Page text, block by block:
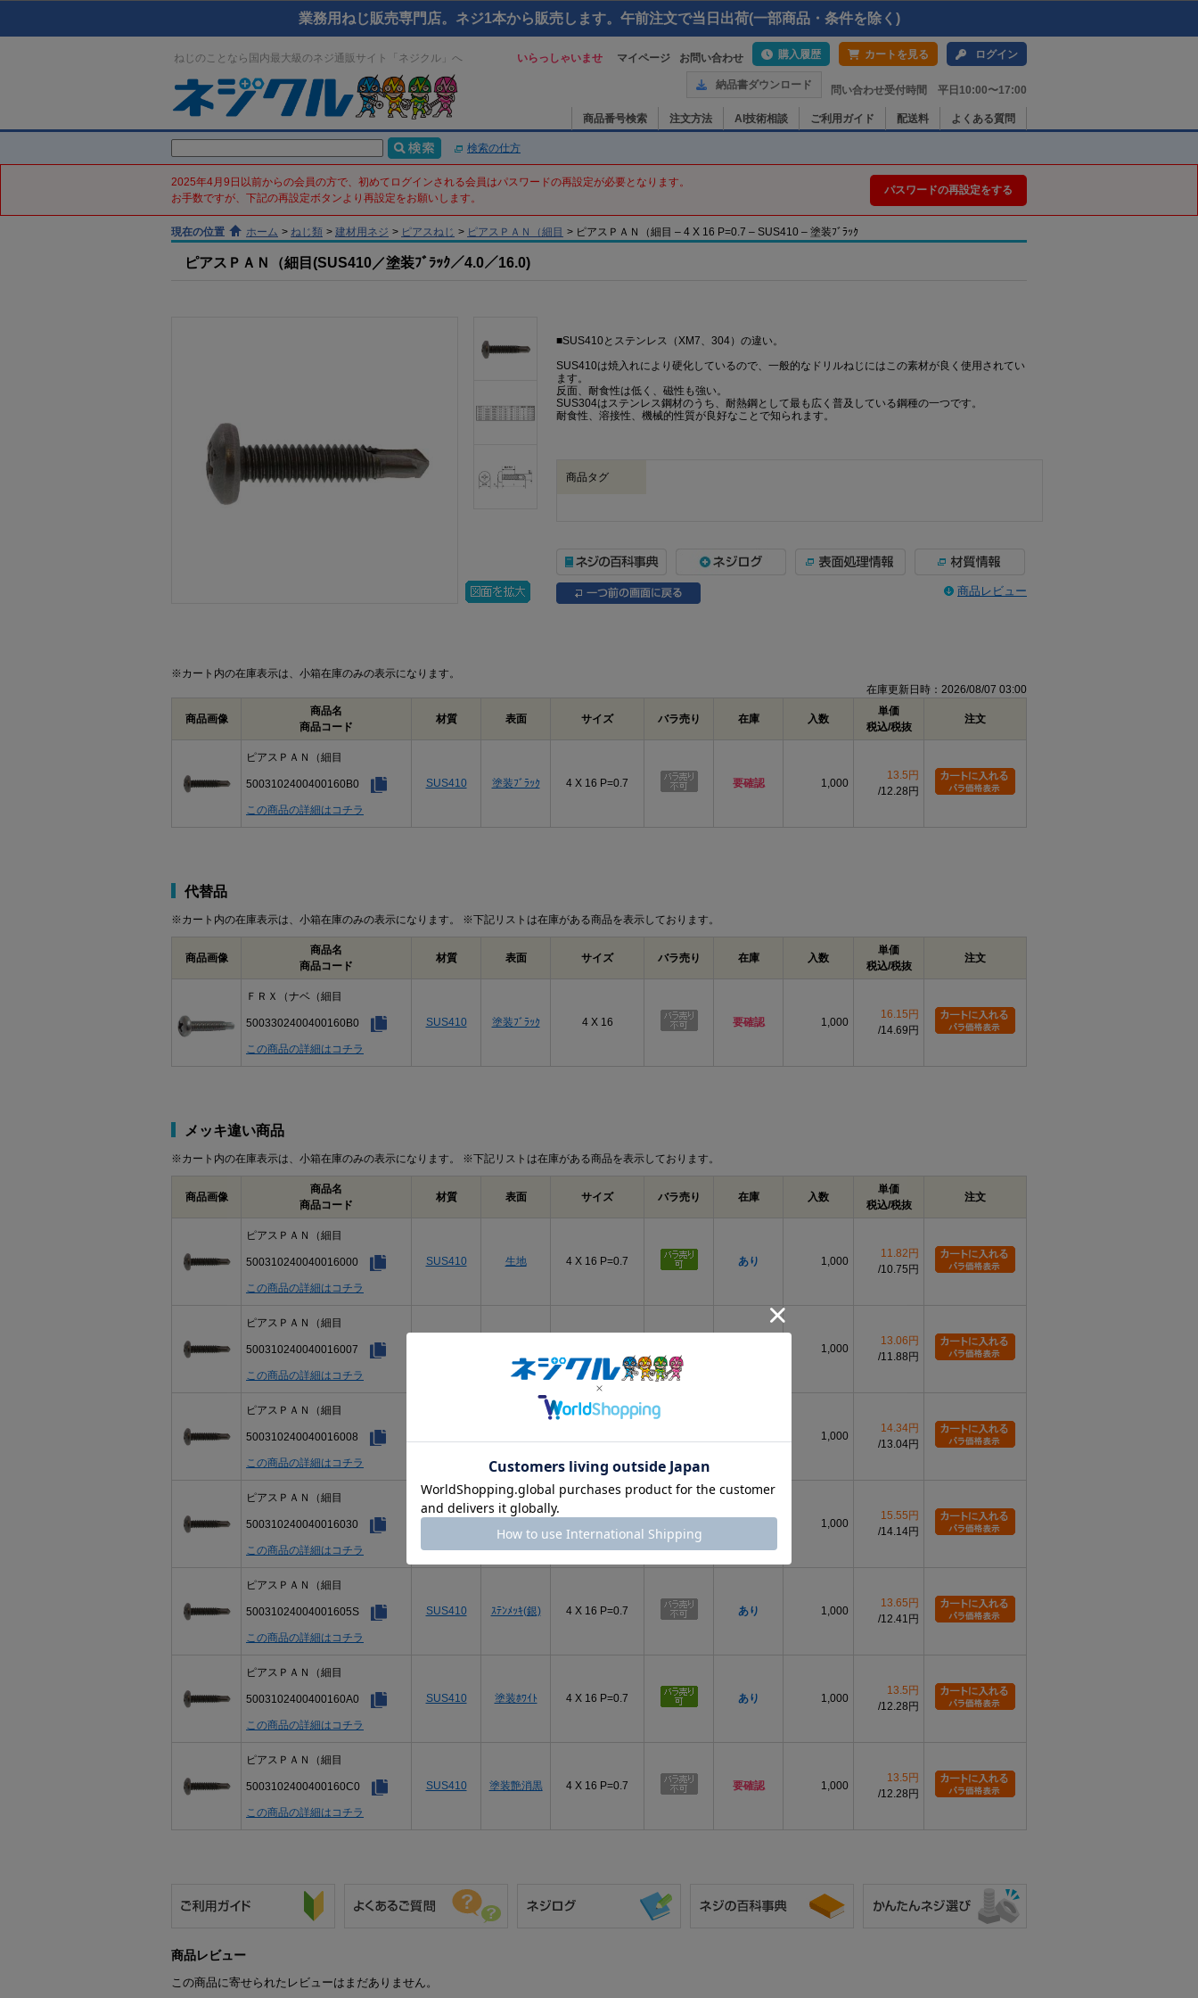
業務用ねじ販売専門店。ネジ1本から販売します。午前注文で当日出荷(一部商品・条件を除く)
ねじのことなら国内最大級のネジ通販サイト「ネジクル」へ いらっしゃいませ マイページ お問い合わせ 購入履歴 カートを見る ログイン
納品書ダウンロード 問い合わせ受付時間 平日10:00〜17:00
商品番号検索 注文方法 AI技術相談 ご利用ガイド 配送料 よくある質問
検索の仕方
2025年4月9日以前からの会員の方で、初めてログインされる会員はパスワードの再設定が必要となります。
お手数ですが、下記の再設定ボタンより再設定をお願いします。
パスワードの再設定をする
現在の位置 ホーム > ねじ類 > 建材用ネジ > ピアスねじ > ピアスＰＡＮ（細目 > ピアスＰＡＮ（細目 – 4 X 16 P=0.7 – SUS410 – 塗装ﾌﾞﾗｯｸ
ピアスＰＡＮ（細目(SUS410／塗装ﾌﾞﾗｯｸ／4.0／16.0)
■SUS410とステンレス（XM7、304）の違い。
SUS410は焼入れにより硬化しているので、一般的なドリルねじにはこの素材が良く使用されてい
ます。
反面、耐食性は低く、磁性も強い。
SUS304はステンレス鋼材のうち、耐熱鋼として最も広く普及している鋼種の一つです。
耐食性、溶接性、機械的性質が良好なことで知られます。
商品タグ
商品レビュー
※カート内の在庫表示は、小箱在庫のみの表示になります。
在庫更新日時：2026/08/07 03:00
商品画像
商品名
商品コード
材質 表面 サイズ バラ売り 在庫 入数
単価
税込/税抜
注文
ピアスＰＡＮ（細目
5003102400400160B0
この商品の詳細はコチラ
SUS410 塗装ﾌﾞﾗｯｸ 4 X 16 P=0.7 要確認 1,000
13.5円
12.28円
代替品
※カート内の在庫表示は、小箱在庫のみの表示になります。 ※下記リストは在庫がある商品を表示しております。
商品画像
商品名
商品コード
材質 表面 サイズ バラ売り 在庫 入数
単価
税込/税抜
注文
ＦＲＸ（ナベ（細目
5003302400400160B0
この商品の詳細はコチラ
SUS410 塗装ﾌﾞﾗｯｸ 4 X 16 要確認 1,000
16.15円
14.69円
メッキ違い商品
※カート内の在庫表示は、小箱在庫のみの表示になります。 ※下記リストは在庫がある商品を表示しております。
商品画像
商品名
商品コード
材質 表面 サイズ バラ売り 在庫 入数
単価
税込/税抜
注文
ピアスＰＡＮ（細目
500310240040016000
この商品の詳細はコチラ
SUS410 生地 4 X 16 P=0.7 あり 1,000
11.82円
10.75円
ピアスＰＡＮ（細目
500310240040016007
この商品の詳細はコチラ
1,000
13.06円
11.88円
ピアスＰＡＮ（細目
500310240040016008
この商品の詳細はコチラ
1,000
14.34円
13.04円
ピアスＰＡＮ（細目
500310240040016030
この商品の詳細はコチラ
1,000
15.55円
14.14円
ピアスＰＡＮ（細目
50031024004001605S
この商品の詳細はコチラ
SUS410 ｽﾃﾝﾒｯｷ(銀) 4 X 16 P=0.7 あり 1,000
13.65円
12.41円
ピアスＰＡＮ（細目
5003102400400160A0
この商品の詳細はコチラ
SUS410 塗装ﾎﾜｲﾄ 4 X 16 P=0.7 あり 1,000
13.5円
12.28円
ピアスＰＡＮ（細目
5003102400400160C0
この商品の詳細はコチラ
SUS410 塗装艶消黒 4 X 16 P=0.7 要確認 1,000
13.5円
12.28円
商品レビュー
この商品に寄せられたレビューはまだありません。